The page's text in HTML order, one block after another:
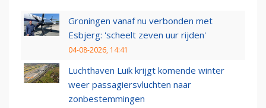
Groningen vanaf nu verbonden met
Esbjerg: 'scheelt zeven uur rijden'
04-08-2026, 14:41
Luchthaven Luik krijgt komende winter
weer passagiersvluchten naar
zonbestemmingen